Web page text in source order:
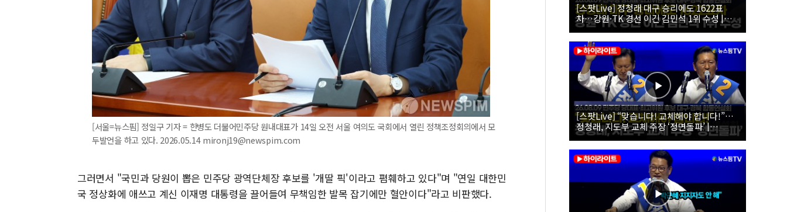
[서울=뉴스핌] 정일구 기자 = 한병도 더불어민주당 원내대표가 14일 오전 서울 여의도 국회에서 열린 정책조정회의에서 모
두발언을 하고 있다. 2026.05.14 mironj19@newspim.com
그러면서 "국민과 당원이 뽑은 민주당 광역단체장 후보를 '개딸 픽'이라고 폄훼하고 있다"며 "연일 대한민
국 정상화에 애쓰고 계신 이재명 대통령을 끌어들여 무책임한 발목 잡기에만 혈안이다"라고 비판했다.
[스팟Live] 정청래 대구 승리에도 1622표
차…강원·TK 경선 이긴 김민석 1위 수성 |
26.08.09 더불어민주당 당대표·최고위원 후
보 대구·경북 합동연설회
[스팟Live] “맞습니다! 교체해야 합니다!”…
정청래, 지도부 교체 주장 ‘정면돌파’ |
26.08.09 더불어민주당 당대표·최고위원 후
보 대구·경북 합동연설회